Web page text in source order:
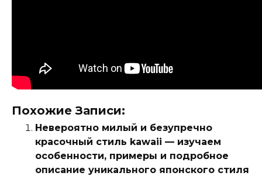
Похожие Записи:
Невероятно милый и безупречно
красочный стиль kawaii — изучаем
особенности, примеры и подробное
описание уникального японского стиля